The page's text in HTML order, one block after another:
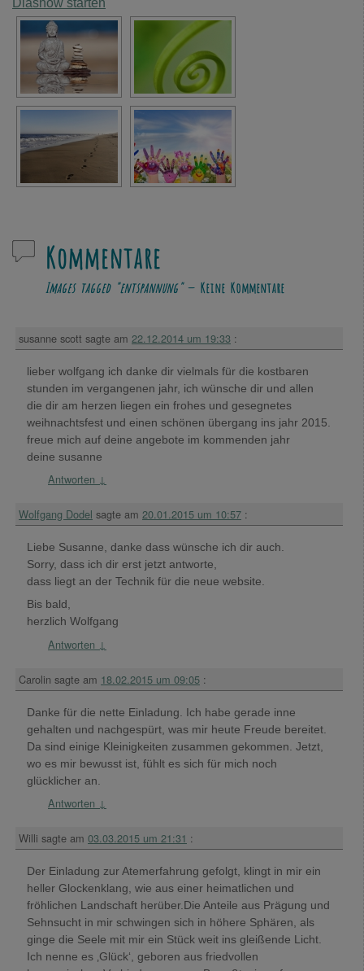
Diashow starten
Kommentare
Images tagged "entspannung"— Keine Kommentare
susanne scott sagte am 22.12.2014 um 19:33 :
lieber wolfgang ich danke dir vielmals für die kostbaren
stunden im vergangenen jahr, ich wünsche dir und allen
die dir am herzen liegen ein frohes und gesegnetes
weihnachtsfest und einen schönen übergang ins jahr 2015.
freue mich auf deine angebote im kommenden jahr
deine susanne
Antworten ↓
Wolfgang Dodel sagte am 20.01.2015 um 10:57 :
Liebe Susanne, danke dass wünsche ich dir auch.
Sorry, dass ich dir erst jetzt antworte,
dass liegt an der Technik für die neue website.
Bis bald,
herzlich Wolfgang
Antworten ↓
Carolin sagte am 18.02.2015 um 09:05 :
Danke für die nette Einladung. Ich habe gerade inne
gehalten und nachgespürt, was mir heute Freude bereitet.
Da sind einige Kleinigkeiten zusammen gekommen. Jetzt,
wo es mir bewusst ist, fühlt es sich für mich noch
glücklicher an.
Antworten ↓
Willi sagte am 03.03.2015 um 21:31 :
Der Einladung zur Atemerfahrung gefolgt, klingt in mir ein
heller Glockenklang, wie aus einer heimatlichen und
fröhlichen Landschaft herüber.Die Anteile aus Prägung und
Sehnsucht in mir schwingen sich in höhere Sphären, als
ginge die Seele mit mir ein Stück weit ins gleißende Licht.
Ich nenne es ‚Glück‘, geboren aus friedvollen